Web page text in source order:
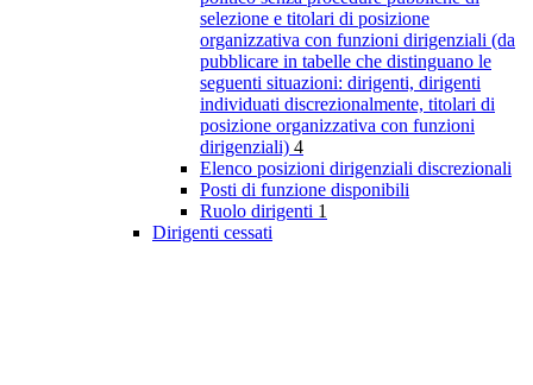
selezione e titolari di posizione
organizzativa con funzioni dirigenziali (da
pubblicare in tabelle che distinguano le
seguenti situazioni: dirigenti, dirigenti
individuati discrezionalmente, titolari di
posizione organizzativa con funzioni
dirigenziali) 4
Elenco posizioni dirigenziali discrezionali
Posti di funzione disponibili
Ruolo dirigenti 1
Dirigenti cessati